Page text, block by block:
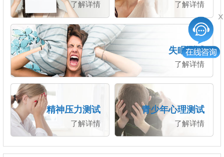
了解详情 了解详情
失眠测试
了解详情
精神压力测试
了解详情
青少年心理测试
了解详情